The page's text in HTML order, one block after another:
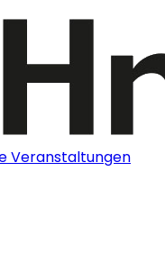
Veranstaltungen